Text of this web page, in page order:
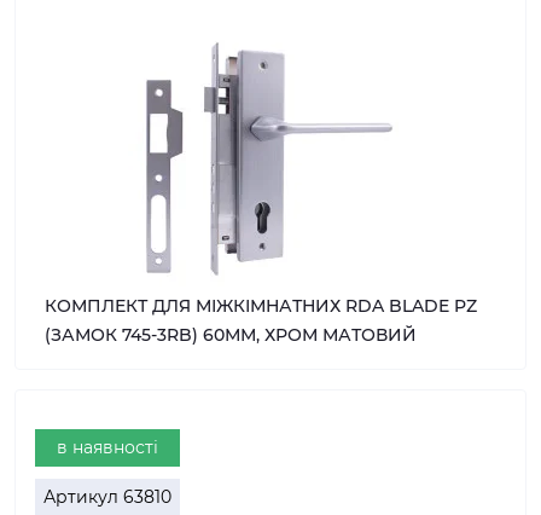
КОМПЛЕКТ ДЛЯ МІЖКІМНАТНИХ RDA BLADE PZ
(ЗАМОК 745-3RB) 60ММ, ХРОМ МАТОВИЙ
в наявності
Артикул 63810